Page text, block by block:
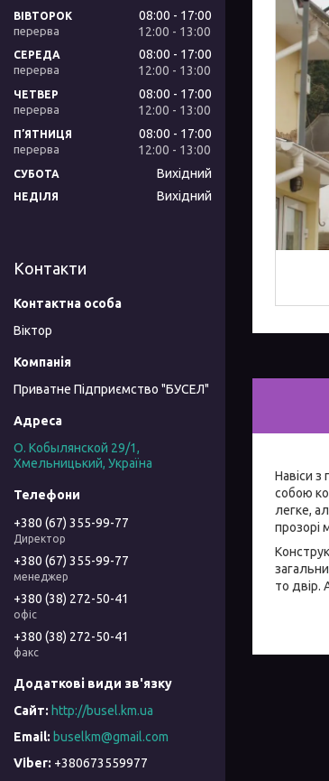
Навіси
собою
легке,
прозорі
то двір.
ВІВТОРОК 08:00
17:00
12:00
13:00
СЕРЕДА 08:00
17:00
12:00
13:00
ЧЕТВЕР 08:00
17:00
12:00
13:00
ПʼЯТНИЦЯ 08:00
17:00
12:00
13:00
СУБОТА Вихідний
НЕДІЛЯ Вихідний
Контакти
Віктор
Приватне Підприємство "БУСЕЛ"
О. Кобылянской 29/1,
Хмельницький, Україна
+380 (67) 355-99-77
Директор
+380 (67) 355-99-77
менеджер
+380 (38) 272-50-41
офіс
+380 (38) 272-50-41
факс
http://busel.km.ua
buselkm@gmail.com
+380673559977